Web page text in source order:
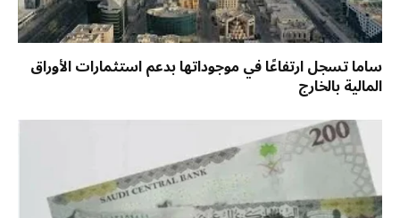
ساما تسجل ارتفاعًا في موجوداتها بدعم استثمارات الأوراق
المالية بالخارج